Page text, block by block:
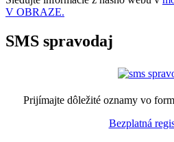
V OBRAZE.
SMS spravodaj
Prijímajte dôležité oznamy vo
Bezplatná